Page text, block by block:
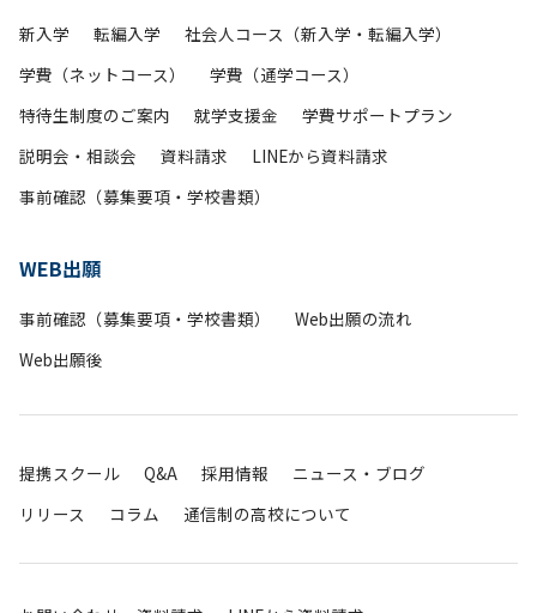
新入学 転編入学
社会人コース（新入学・転編入学）
学費（ネットコース）
学費（通学コース）
特待生制度のご案内
就学支援金
学費サポートプラン
説明会・相談会
資料請求
LINEから資料請求
事前確認（募集要項・学校書類）
WEB出願
事前確認（募集要項・学校書類）
Web出願の流れ
Web出願後
提携スクール Q&A 採用情報
ニュース・ブログ
リリース
コラム 通信制の高校について